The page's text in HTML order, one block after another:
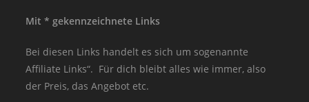
Mit * gekennzeichnete Links
Bei diesen Links handelt es sich um sogenannte
Affiliate Links“. Für dich bleibt alles wie immer, also
der Preis, das Angebot etc.